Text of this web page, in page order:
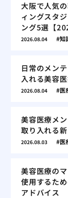
大阪で人気
ィングスタ
ング5選【
2026.08.04 知
日常のメン
入れる美容
2026.08.04 医
美容医療メ
取り入れる
2026.08.03 医
美容医療の
使用するた
アドバイス